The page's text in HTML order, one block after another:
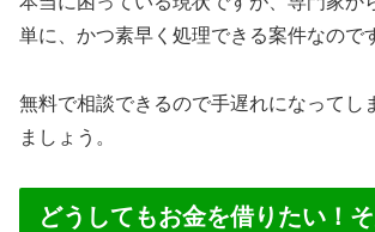
単に、かつ素早く処理できる案件なので
無料で相談できるので手遅れになってし
ましょう。
どうしてもお金を借りたい！